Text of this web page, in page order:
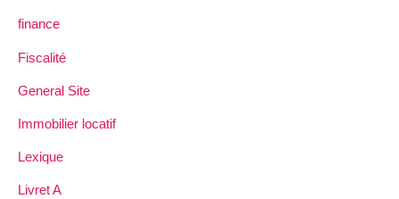
finance
Fiscalité
General Site
Immobilier locatif
Lexique
Livret A